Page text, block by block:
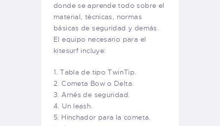
donde se aprende todo sobre el
material, técnicas, normas
básicas de seguridad y demás.
El equipo necesario para el
kitesurf incluye:
1. Tabla de tipo TwinTip.
2. Cometa Bow o Delta.
3. Arnés de seguridad.
4. Un leash.
5. Hinchador para la cometa.